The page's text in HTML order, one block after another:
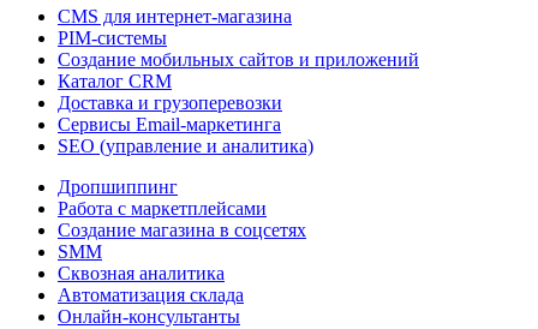
CMS для интернет-магазина
PIM-системы
Создание мобильных сайтов и приложений
Каталог CRM
Доставка и грузоперевозки
Сервисы Email-маркетинга
SEO (управление и аналитика)
Дропшиппинг
Работа с маркетплейсами
Создание магазина в соцсетях
SMM
Сквозная аналитика
Автоматизация склада
Онлайн-консультанты